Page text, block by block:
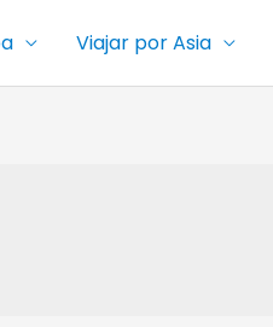
Viajar por Asia